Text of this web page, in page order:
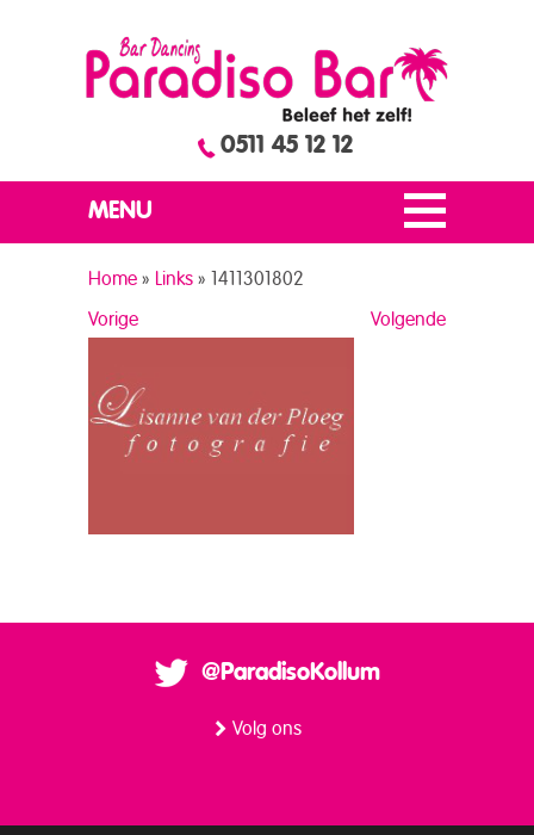
0511 45 12 12
MENU
Home » Links » 1411301802
Volgende
Vorige
@ParadisoKollum
Volg ons